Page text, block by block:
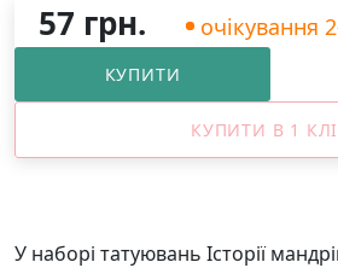
57 грн. очікування
КУПИТИ
КУПИТИ В 1
У наборі татуювань Історії